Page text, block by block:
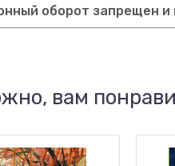
оборот запрещен и
вам